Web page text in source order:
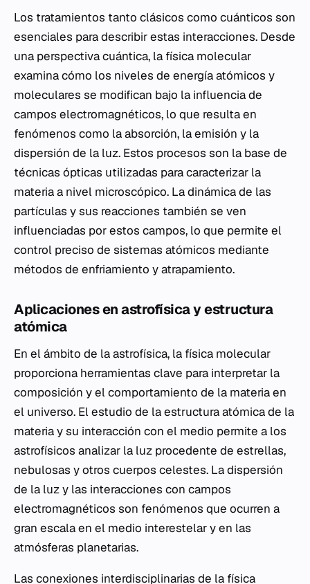
Los tratamientos tanto clásicos como cuánticos son
esenciales para describir estas interacciones. Desde
una perspectiva cuántica, la física molecular
examina cómo los niveles de energía atómicos y
moleculares se modifican bajo la influencia de
campos electromagnéticos, lo que resulta en
fenómenos como la absorción, la emisión y la
dispersión de la luz. Estos procesos son la base de
técnicas ópticas utilizadas para caracterizar la
materia a nivel microscópico. La dinámica de las
partículas y sus reacciones también se ven
influenciadas por estos campos, lo que permite el
control preciso de sistemas atómicos mediante
métodos de enfriamiento y atrapamiento.
Aplicaciones en astrofísica y estructura
atómica
En el ámbito de la astrofísica, la física molecular
proporciona herramientas clave para interpretar la
composición y el comportamiento de la materia en
el universo. El estudio de la estructura atómica de la
materia y su interacción con el medio permite a los
astrofísicos analizar la luz procedente de estrellas,
nebulosas y otros cuerpos celestes. La dispersión
de la luz y las interacciones con campos
electromagnéticos son fenómenos que ocurren a
gran escala en el medio interestelar y en las
atmósferas planetarias.
Las conexiones interdisciplinarias de la física